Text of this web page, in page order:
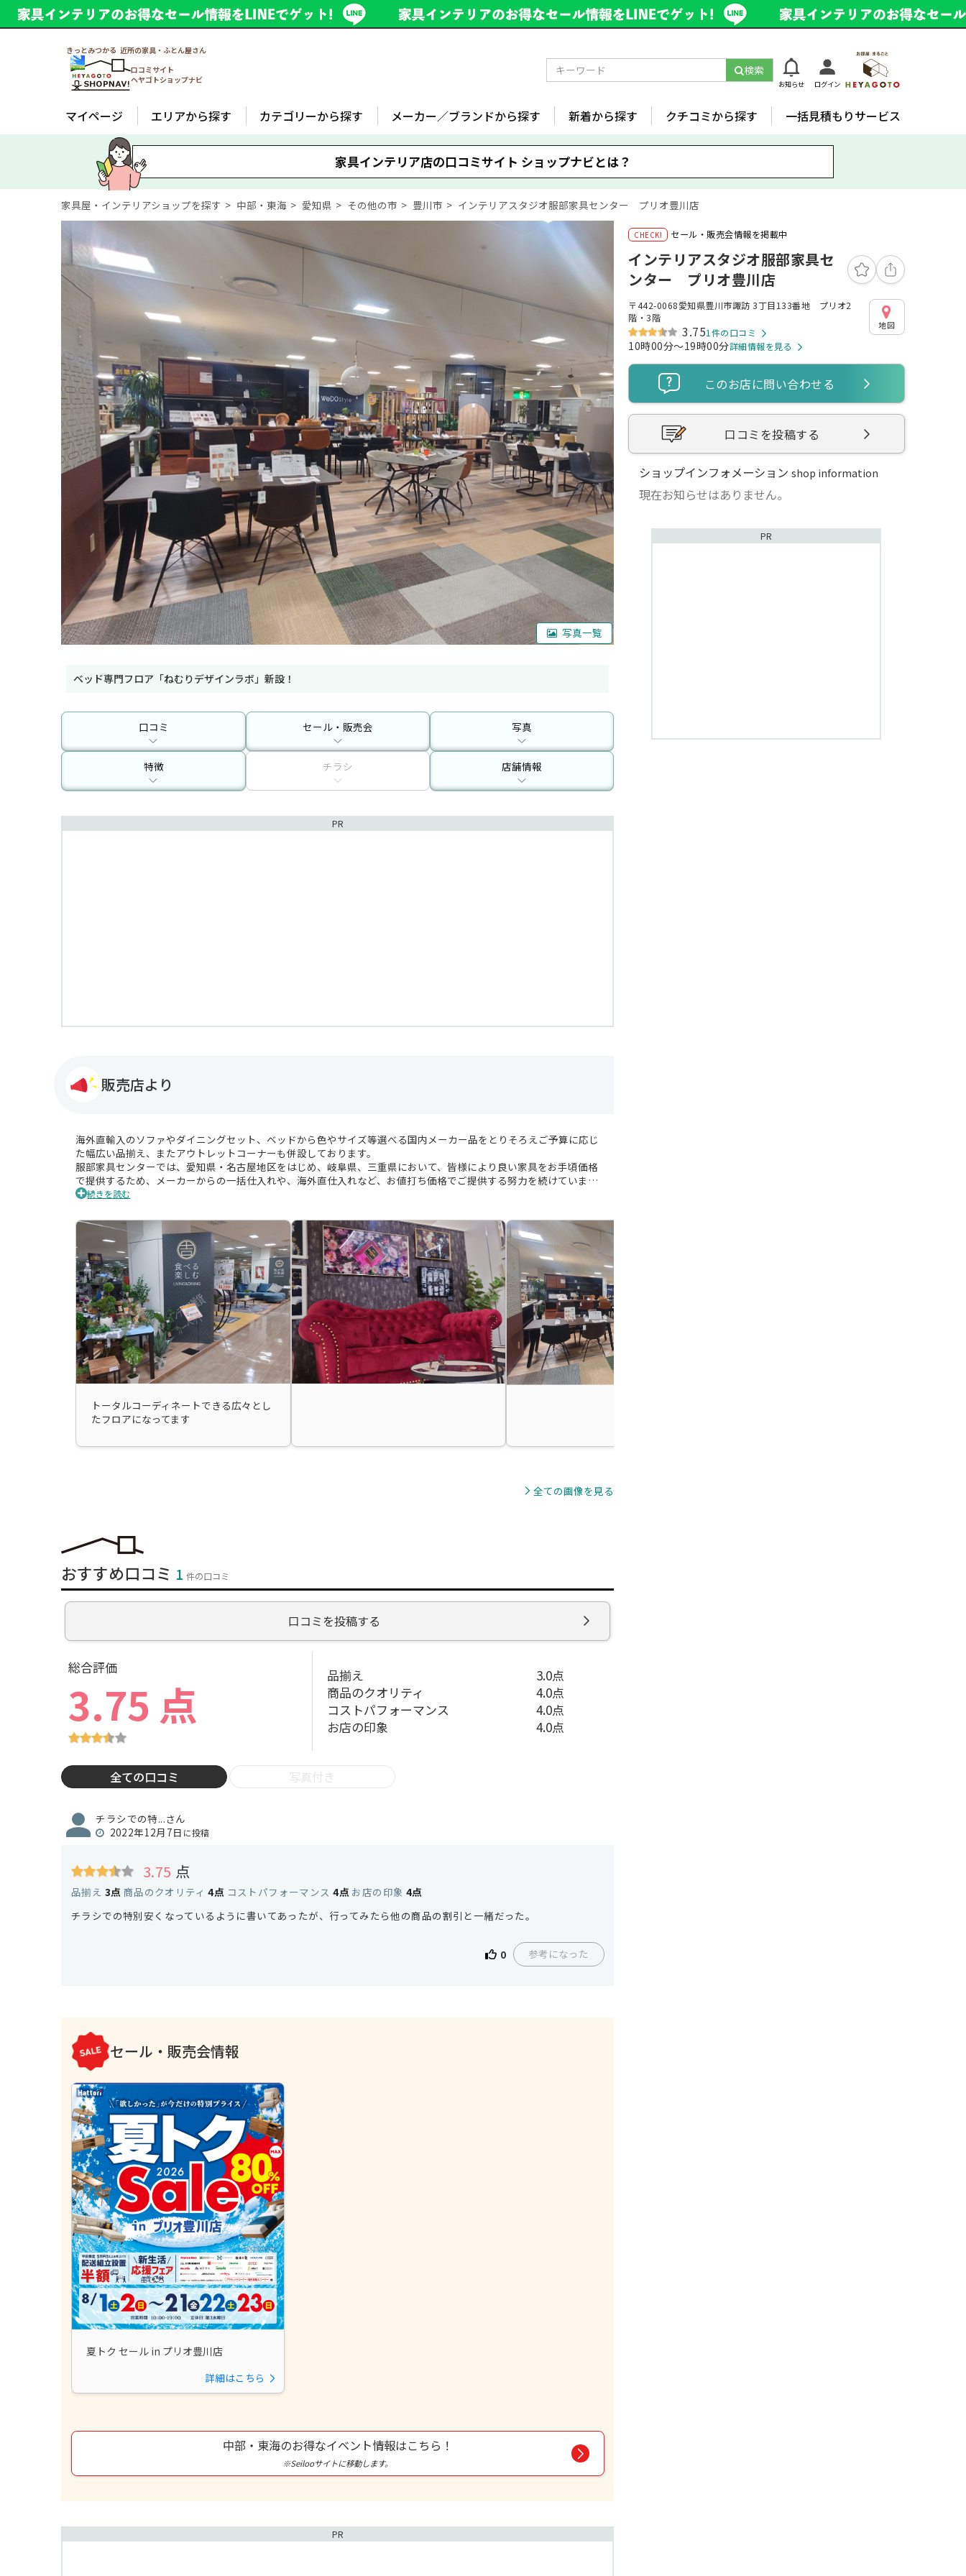
きっとみつかる 近所の家具・ふとん屋さん
口コミサイト
ヘヤゴトショップナビ
検索
お知らせ ログイン
マイページ エリアから探す カテゴリーから探す メーカー／ブランドから探す 新着から探す クチコミから探す 一括見積もりサービス
家具インテリア店の口コミサイト ショップナビとは？
家具屋・インテリアショップを探す 中部・東海 愛知県 その他の市 豊川市 インテリアスタジオ服部家具センター プリオ豊川店
セール・販売会情報を掲載中
インテリアスタジオ服部家具セ
ンター プリオ豊川店
〒442-0068愛知県豊川市諏訪 3丁目133番地 プリオ2
階・3階
3.751件の口コミ
10時00分～19時00分詳細情報を見る
地図
このお店に問い合わせる
口コミを投稿する
ショップインフォメーションshop information
現在お知らせはありません。
PR
1 / 3 トータルコーディネートできる広々としたフロアになってます 写真一覧
ベッド専門フロア「ねむりデザインラボ」新設！
口コミ セール・販売会 写真
特徴 チラシ 店舗情報
PR
販売店より
海外直輸入のソファやダイニングセット、ベッドから色やサイズ等選べる国内メーカー品をとりそろえご予算に応じ
た幅広い品揃え、またアウトレットコーナーも併設しております。
服部家具センターでは、愛知県・名古屋地区をはじめ、岐阜県、三重県において、皆様により良い家具をお手頃価格
で提供するため、メーカーからの一括仕入れや、海外直仕入れなど、お値打ち価格でご提供する努力を続けていま
す。
た幅広い品揃え、またアウトレットコーナーも併設しております。
お客様のインテリアライフを充実させるお手伝いをさせていただければと思います。ぜひ一度、ご来店下さい。
続きを読む
トータルコーディネートできる広々とし
たフロアになってます
全ての画像を見る
おすすめ口コミ 1件の口コミ
口コミを投稿する
総合評価
3.75 点
品揃え
3.0点
商品のクオリティ
4.0点
コストパフォーマンス
4.0点
お店の印象
4.0点
全ての口コミ 写真付き
チラシでの特...さん
2022年12月7日 に投稿
3.75 点
品揃え 3点 商品のクオリティ 4点 コストパフォーマンス 4点 お店の印象 4点
チラシでの特別安くなっているように書いてあったが、行ってみたら他の商品の割引と一緒だった。
0 参考になった
セール・販売会情報
夏トク セール in プリオ豊川店
詳細はこちら
中部・東海のお得なイベント情報はこちら！
※Seilooサイトに移動します。
PR